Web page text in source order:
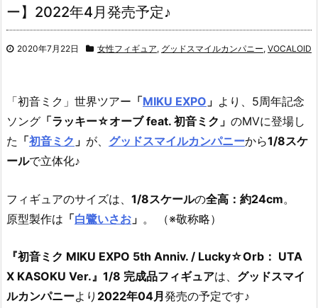
ー】2022年4月発売予定♪
2020年7月22日 女性フィギュア, グッドスマイルカンパニー, VOCALOID
「初音ミク」世界ツアー 「MIKU EXPO 」 より、5周年記念
ソング 「ラッキー☆オーブ feat. 初音ミク」 のMVに登場し
た 「初音ミク 」 が、 グッドスマイルカンパニーから1/8スケ
ールで立体化♪
フィギュアのサイズは、 1/8スケールの全高：約24cm。
原型製作は 「白鷺いさお 」 。 （※敬称略）
『初音ミク MIKU EXPO 5th Anniv. / Lucky☆Orb： UTA
X KASOKU Ver.』1/8 完成品フィギュアは、 グッドスマイ
ルカンパニーより 2022年04月 発売の予定です♪